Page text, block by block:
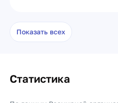
Показать всех
Статистика